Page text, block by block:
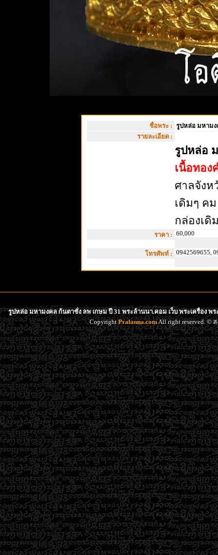
ชื่อพระ : รูปหล่อ มหามง
รายละเอียด :
รูปหล่อ
เนื้อทอง
ศาลจังห
เดิมๆ ค
กล่องเดิ
ราคา : 60,000
โทรศัพท์ : 0942569655,
รูปหล่อ มหามงคล ก้นตาชั่ง ลพ เกษม ปี 31 พระล้านนา.คอม เว็บ พระเครื่อง
CopyrightPralanna.comAll right reserved. ©